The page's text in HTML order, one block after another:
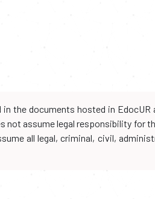
the documents hosted in
assume legal responsibility
all legal, criminal, civil,